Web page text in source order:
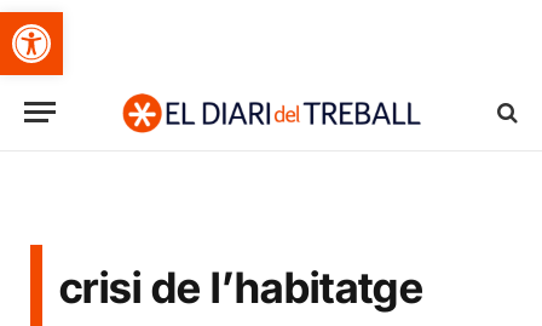
Obre la barra d'eines
crisi de l’habitatge